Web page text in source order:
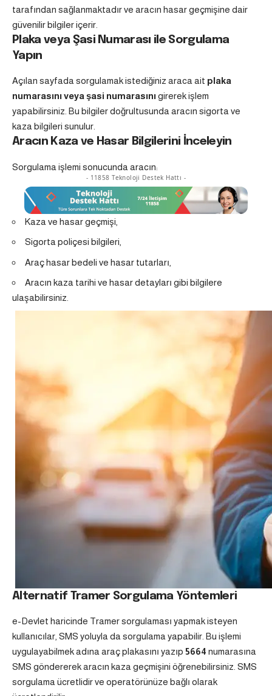
tarafından sağlanmaktadır ve aracın hasar geçmişine dair
güvenilir bilgiler içerir.
Plaka veya Şasi Numarası ile Sorgulama
Yapın
Açılan sayfada sorgulamak istediğiniz araca ait plaka
numarasını veya şasi numarasınıgirerek işlem
yapabilirsiniz. Bu bilgiler doğrultusunda aracın sigorta ve
kaza bilgileri sunulur.
Aracın Kaza ve Hasar Bilgilerini İnceleyin
Sorgulama işlemi sonucunda aracın:
- 11858 Teknoloji Destek Hattı -
Kaza ve hasar geçmişi,
Sigorta poliçesi bilgileri,
Araç hasar bedeli ve hasar tutarları,
Aracın kaza tarihi ve hasar detayları gibi bilgilere
ulaşabilirsiniz.
Alternatif Tramer Sorgulama Yöntemleri
e-Devlet haricinde Tramer sorgulaması yapmak isteyen
kullanıcılar, SMS yoluyla da sorgulama yapabilir. Bu işlemi
uygulayabilmek adına araç plakasını yazıp 5664 numarasına
SMS göndererek aracın kaza geçmişini öğrenebilirsiniz. SMS
sorgulama ücretlidir ve operatörünüze bağlı olarak